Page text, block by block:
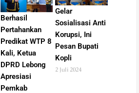
Berhasil
Pertahankan
Predikat WTP 8
Kali, Ketua
DPRD Lebong
Apresiasi
Pemkab
Gelar
Sosialisasi Anti
Korupsi, Ini
Pesan Bupati
Kopli
2 Juli 2024